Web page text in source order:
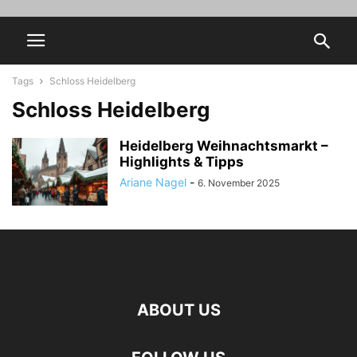
Tags Schloss Heidelberg
Schloss Heidelberg
Heidelberg Weihnachtsmarkt –
Highlights & Tipps
Ariane Nagel - 6. November 2025
ABOUT US